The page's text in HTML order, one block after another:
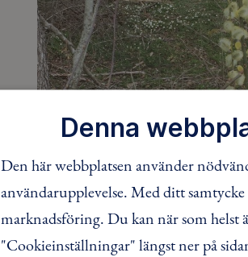
Vandringar 2026
Här kommer det att finnas rapporter
från våra vandringar 2026. 9 juni
sista vandringen denna termin.
Denna
Den här webbplatsen använder
användarupplevelse. Med ditt
marknadsföring. Du kan när som helst
"Cookieinställningar" längst ner på